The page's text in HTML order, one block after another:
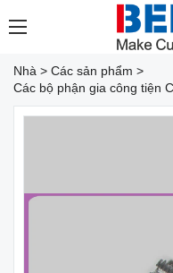
Nhà > Các sản phẩm >
Các bộ phận gia công tiện